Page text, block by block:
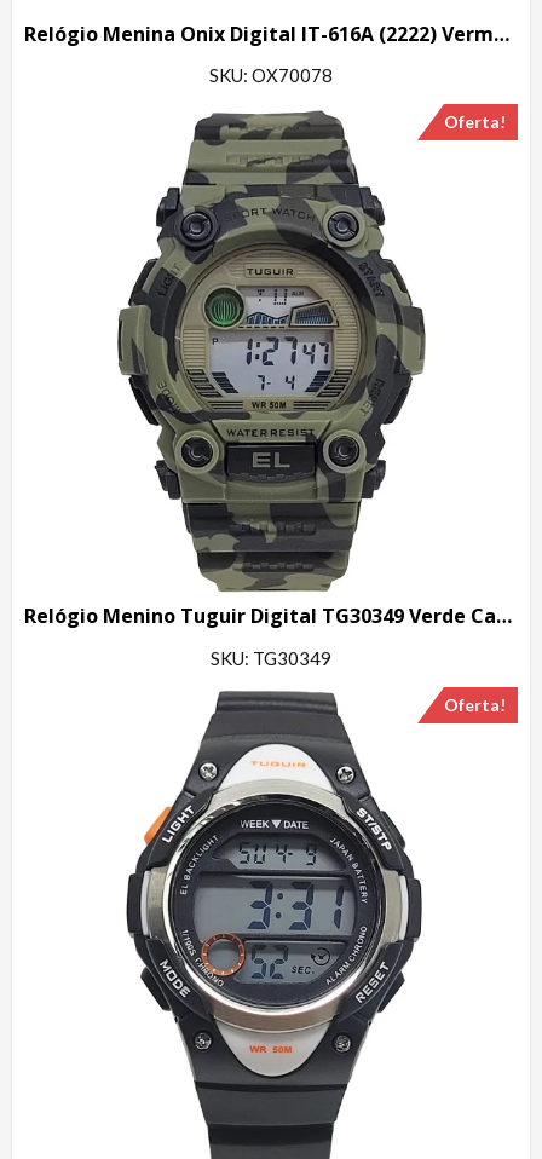
Relógio Menina Onix Digital IT-616A (2222) Vermelho
SKU: OX70078
Oferta!
Relógio Menino Tuguir Digital TG30349 Verde Camuflado
SKU: TG30349
Oferta!